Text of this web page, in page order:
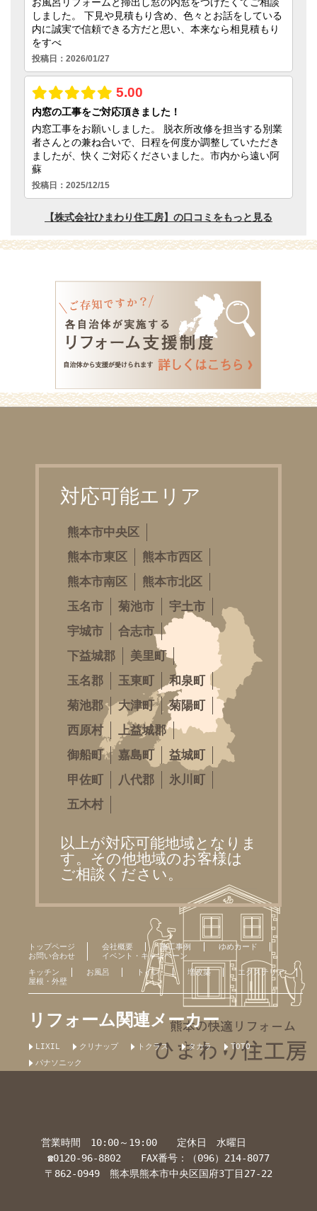
対応可能エリア
熊本市中央区
熊本市東区
熊本市西区
熊本市南区
熊本市北区
玉名市
菊池市
宇土市
宇城市
合志市
下益城郡
美里町
玉名郡
玉東町
和泉町
菊池郡
大津町
菊陽町
西原村
上益城郡
御船町
嘉島町
益城町
甲佐町
八代郡
氷川町
五木村
以上が対応可能地域となりま
す。その他地域のお客様は
ご相談ください。
トップページ 会社概要 施工事例
ゆめカード
お問い合わせ
イベント・キャンペーン
キッチン
お風呂 トイレ 増改築
エクステリア
屋根・外壁
リフォーム関連メーカー
LIXIL クリナップ トクラス タカラ
TOTO
パナソニック
営業時間 10:00～19:00 定休日 水曜日
☎0120-96-8802 FAX番号：（096）214-8077
〒862-0949 熊本県熊本市中央区国府3丁目27-22